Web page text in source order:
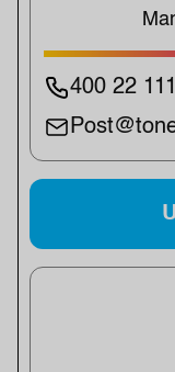
400 22 111